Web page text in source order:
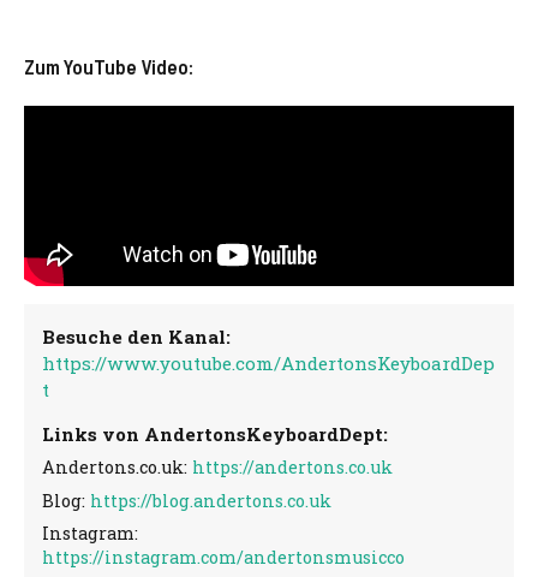
Zum YouTube Video:
Besuche den Kanal:
https://www.youtube.com/AndertonsKeyboardDep
t
Links von AndertonsKeyboardDept:
Andertons.co.uk: https://andertons.co.uk
Blog: https://blog.andertons.co.uk
Instagram:
https://instagram.com/andertonsmusicco